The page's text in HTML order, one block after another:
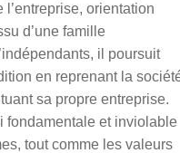
l’entreprise, orientation
d’une famille
il poursuit
en reprenant la
sa propre entreprise.
fondamentale et inviolable
tout comme les valeurs